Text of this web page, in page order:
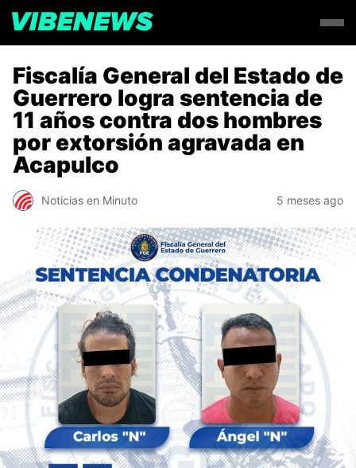
Fiscalía General del Estado de
Guerrero logra sentencia de
11 años contra dos hombres
por extorsión agravada en
Acapulco
Noticias en Minuto 5 meses ago